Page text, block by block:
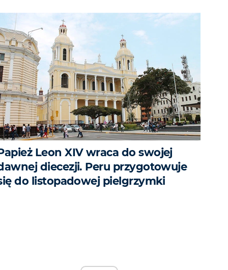
Leon XIV wraca do swojej
diecezji. Peru przygotowuje
do listopadowej pielgrzymki